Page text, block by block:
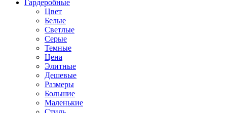
Гардеробные
Цвет
Белые
Светлые
Серые
Темные
Цена
Элитные
Дешевые
Размеры
Большие
Маленькие